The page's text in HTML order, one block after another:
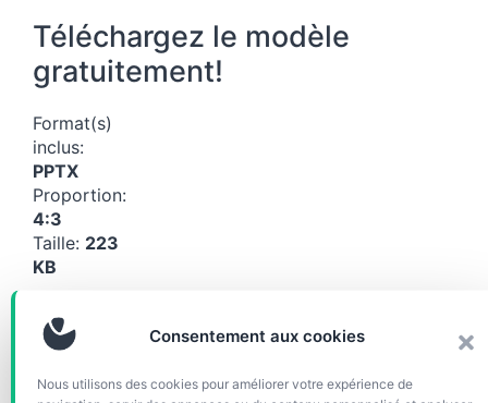
Consentement aux cookies
Nous utilisons des cookies pour améliorer votre expérience de
Téléchargez le modèle
gratuitement!
Format(s)
inclus:
PPTX
Proportion:
4:3
Taille: 223
KB
er (29130)